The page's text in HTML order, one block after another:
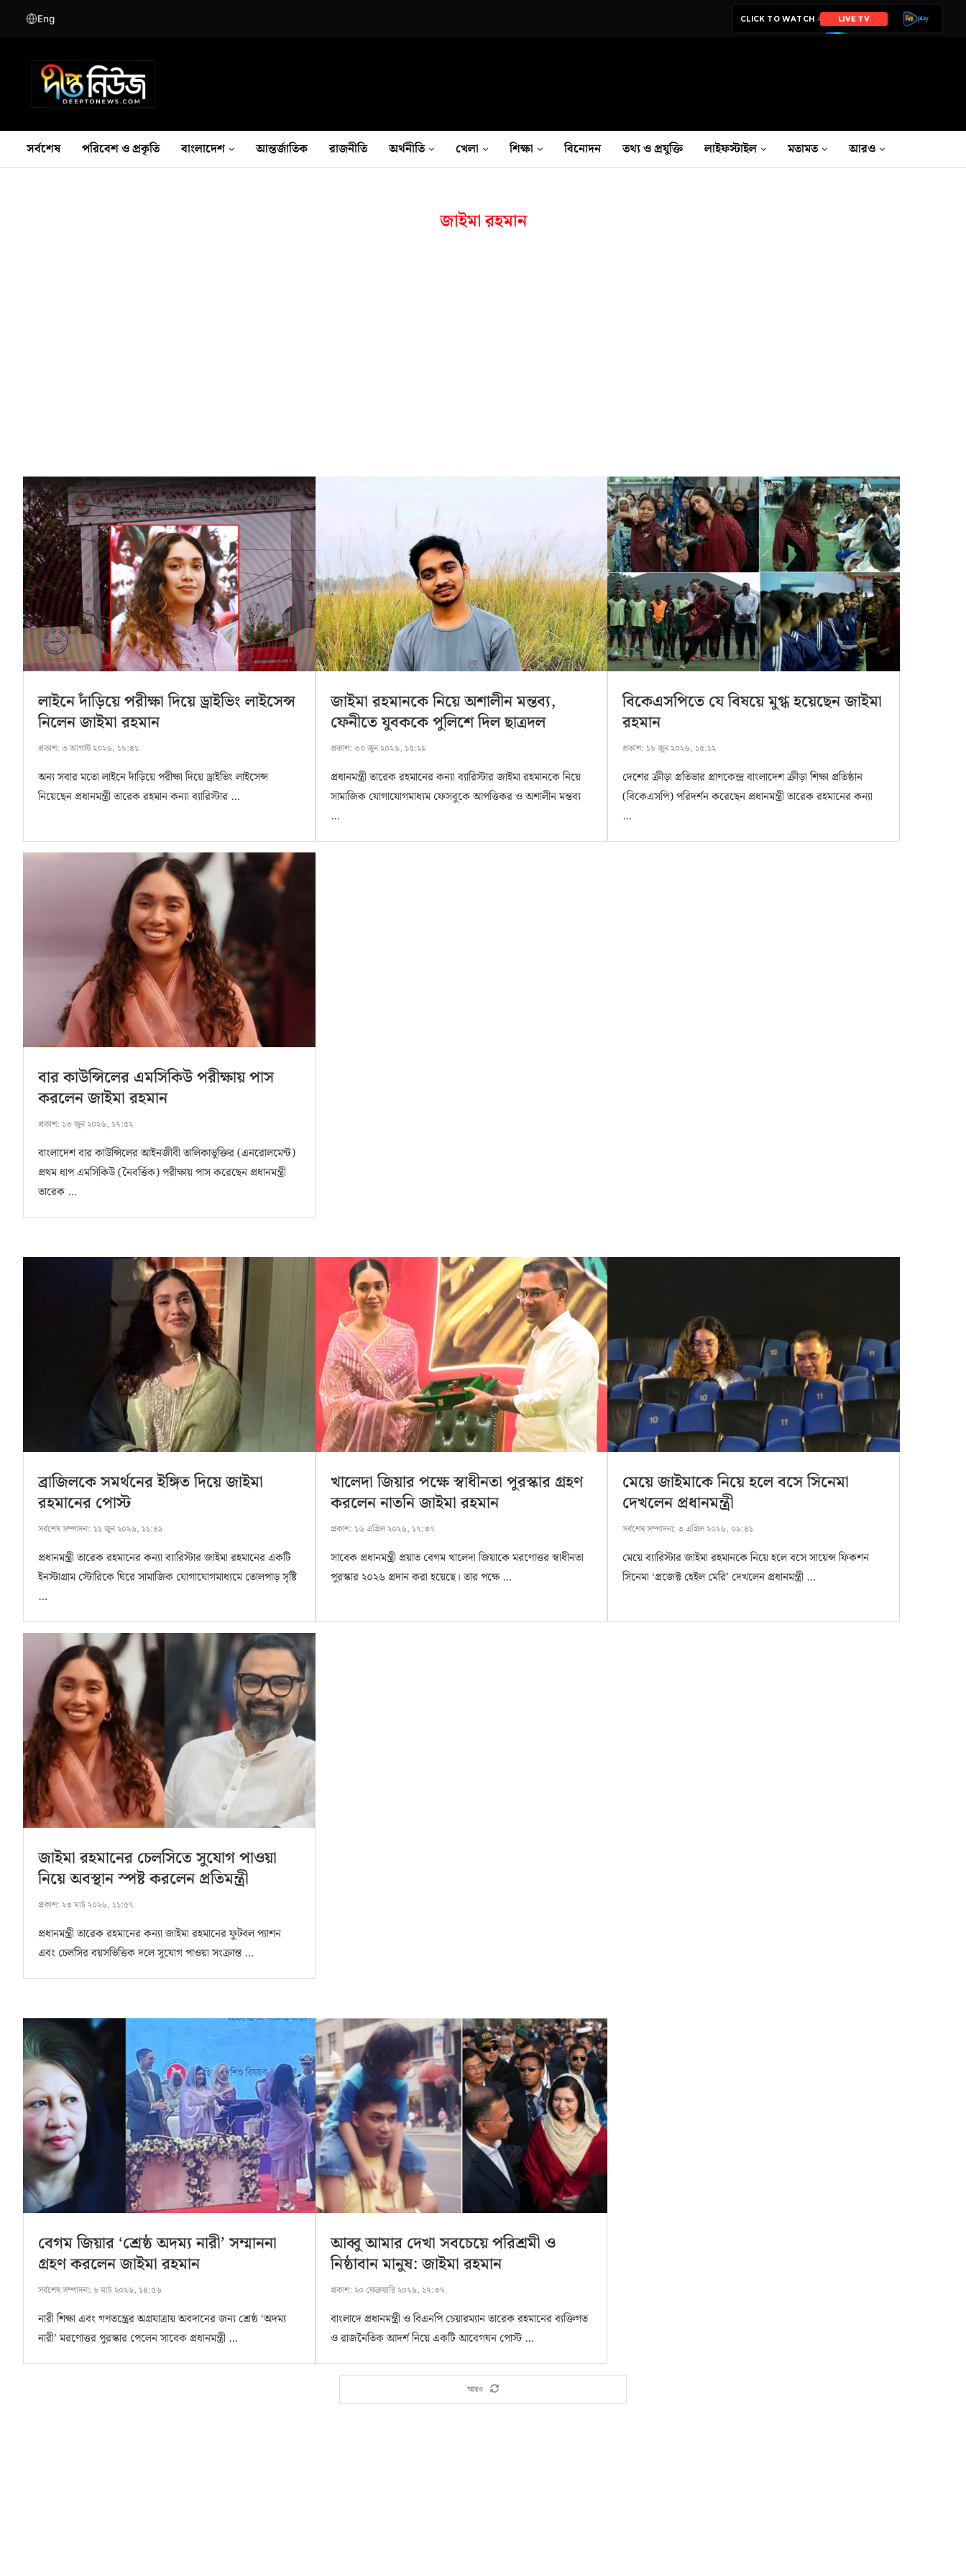
Eng CLICK TO WATCH LIVE TV
সর্বশেষ পরিবেশ ও প্রকৃতি বাংলাদেশ আন্তর্জাতিক রাজনীতি অর্থনীতি খেলা শিক্ষা বিনোদন তথ‍্য ও প্রযুক্তি লাইফস্টাইল মতামত আরও
জাইমা রহমান
লাইনে দাঁড়িয়ে পরীক্ষা দিয়ে ড্রাইভিং লাইসেন্স
নিলেন জাইমা রহমান
প্রকাশ: ৩ আগস্ট ২০২৬, ১৮:৪১
অন্য সবার মতো লাইনে দাঁড়িয়ে পরীক্ষা দিয়ে ড্রাইভিং লাইসেন্স
নিয়েছেন প্রধানমন্ত্রী তারেক রহমান কন্যা ব্যারিস্টার …
জাইমা রহমানকে নিয়ে অশালীন মন্তব্য,
ফেনীতে যুবককে পুলিশে দিল ছাত্রদল
প্রকাশ: ৩০ জুন ২০২৬, ১৫:২৯
প্রধানমন্ত্রী তারেক রহমানের কন্যা ব্যারিস্টার জাইমা রহমানকে নিয়ে
সামাজিক যোগাযোগমাধ্যম ফেসবুকে আপত্তিকর ও অশালীন মন্তব্য
…
বিকেএসপিতে যে বিষয়ে মুগ্ধ হয়েছেন জাইমা
রহমান
প্রকাশ: ১৮ জুন ২০২৬, ১৫:১২
দেশের ক্রীড়া প্রতিভার প্রাণকেন্দ্র বাংলাদেশ ক্রীড়া শিক্ষা প্রতিষ্ঠান
(বিকেএসপি) পরিদর্শন করেছেন প্রধানমন্ত্রী তারেক রহমানের কন্যা
…
বার কাউন্সিলের এমসিকিউ পরীক্ষায় পাস
করলেন জাইমা রহমান
প্রকাশ: ১৩ জুন ২০২৬, ১৭:৫২
বাংলাদেশ বার কাউন্সিলের আইনজীবী তালিকাভুক্তির (এনরোলমেন্ট)
প্রথম ধাপ এমসিকিউ (নৈবর্ত্তিক) পরীক্ষায় পাস করেছেন প্রধানমন্ত্রী
তারেক …
ব্রাজিলকে সমর্থনের ইঙ্গিত দিয়ে জাইমা
রহমানের পোস্ট
সর্বশেষ সম্পাদনা: ১১ জুন ২০২৬, ১১:৪৯
প্রধানমন্ত্রী তারেক রহমানের কন্যা ব্যারিস্টার জাইমা রহমানের একটি
ইনস্টাগ্রাম স্টোরিকে ঘিরে সামাজিক যোগাযোগমাধ্যমে তোলপাড় সৃষ্টি
…
খালেদা জিয়ার পক্ষে স্বাধীনতা পুরস্কার গ্রহণ
করলেন নাতনি জাইমা রহমান
প্রকাশ: ১৬ এপ্রিল ২০২৬, ১৭:৩৭
সাবেক প্রধানমন্ত্রী প্রয়াত বেগম খালেদা জিয়াকে মরণোত্তর স্বাধীনতা
পুরস্কার ২০২৬ প্রদান করা হয়েছে। তার পক্ষে …
মেয়ে জাইমাকে নিয়ে হলে বসে সিনেমা
দেখলেন প্রধানমন্ত্রী
সর্বশেষ সম্পাদনা: ৩ এপ্রিল ২০২৬, ০৯:৪১
মেয়ে ব্যারিস্টার জাইমা রহমানকে নিয়ে হলে বসে সায়েন্স ফিকশন
সিনেমা ‘প্রজেক্ট হেইল মেরি’ দেখলেন প্রধানমন্ত্রী …
জাইমা রহমানের চেলসিতে সুযোগ পাওয়া
নিয়ে অবস্থান স্পষ্ট করলেন প্রতিমন্ত্রী
প্রকাশ: ২৩ মার্চ ২০২৬, ১১:৫৭
প্রধানমন্ত্রী তারেক রহমানের কন্যা জাইমা রহমানের ফুটবল প্যাশন
এবং চেলসির বয়সভিত্তিক দলে সুযোগ পাওয়া সংক্রান্ত …
বেগম জিয়ার ‘শ্রেষ্ঠ অদম্য নারী’ সম্মাননা
গ্রহণ করলেন জাইমা রহমান
সর্বশেষ সম্পাদনা: ৮ মার্চ ২০২৬, ১৪:৫৬
নারী শিক্ষা এবং গণতন্ত্রের অগ্রযাত্রায় অবদানের জন্য শ্রেষ্ঠ ‘অদম্য
নারী’ মরণোত্তর পুরস্কার পেলেন সাবেক প্রধানমন্ত্রী …
আব্বু আমার দেখা সবচেয়ে পরিশ্রমী ও
নিষ্ঠাবান মানুষ: জাইমা রহমান
প্রকাশ: ২০ ফেব্রুয়ারি ২০২৬, ১৭:৩৭
বাংলাদে প্রধানমন্ত্রী ও বিএনপি চেয়ারম্যান তারেক রহমানের ব্যক্তিগত
ও রাজনৈতিক আদর্শ নিয়ে একটি আবেগঘন পোস্ট …
আরও